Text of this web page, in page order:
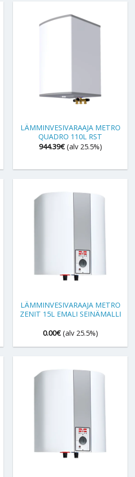
LÄMMINVESIVARAAJA METRO
QUADRO 110L RST
944.39€ (alv 25.5%)
LÄMMINVESIVARAAJA METRO
ZENIT 15L EMALI SEINÄMALLI
0.00€ (alv 25.5%)